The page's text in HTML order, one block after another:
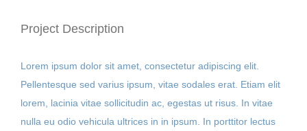
Contact Us
Muhlenkamp Fund
Search
Project Description
Lorem ipsum dolor sit amet, consectetur adipiscing elit.
Pellentesque sed varius ipsum, vitae sodales erat. Etiam elit
lorem, lacinia vitae sollicitudin ac, egestas ut risus. In vitae
nulla eu odio vehicula ultrices in in ipsum. In porttitor lectus